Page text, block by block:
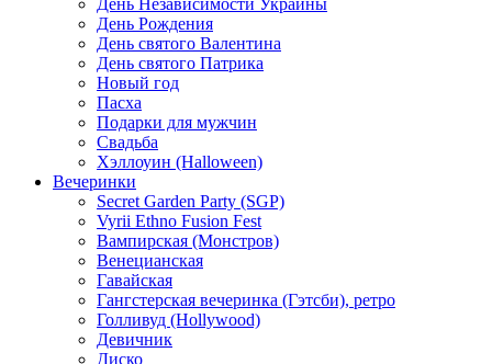
День Независимости Украины
День Рождения
День святого Валентина
День святого Патрика
Новый год
Пасха
Подарки для мужчин
Свадьба
Хэллоуин (Halloween)
Вечеринки
Secret Garden Party (SGP)
Vyrii Ethno Fusion Fest
Вампирская (Монстров)
Венецианская
Гавайская
Гангстерская вечеринка (Гэтсби), ретро
Голливуд (Hollywood)
Девичник
Диско